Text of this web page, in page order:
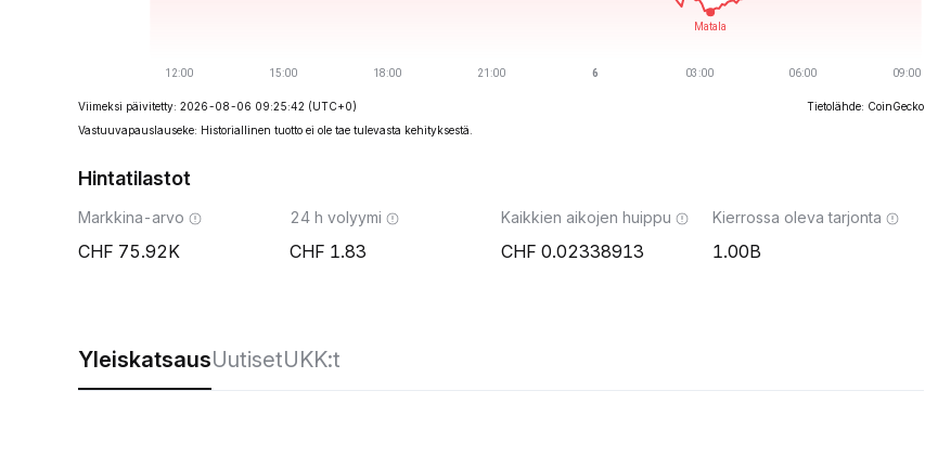
Viimeksi päivitetty: 2026-08-06 09:25:42 (UTC+0)
Tietolähde: CoinGecko
Vastuuvapauslauseke: Historiallinen tuotto ei ole tae tulevasta kehityksestä.
Hintatilastot
Markkina-arvo
75.92K
24 h volyymi
1.83
Kaikkien aikojen huippu
0.02338913
Kierrossa oleva tarjonta
1.00B
YleiskatsausUutisetUKK:t